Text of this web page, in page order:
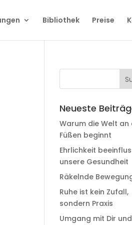
Bibliothek Preise
Neueste
Warum die Welt an
Füßen beginnt
Ehrlichkeit
unsere Gesundheit
Räkelnde
Ruhe ist kein Zufall,
sondern Praxis
Umgang mit Dir und